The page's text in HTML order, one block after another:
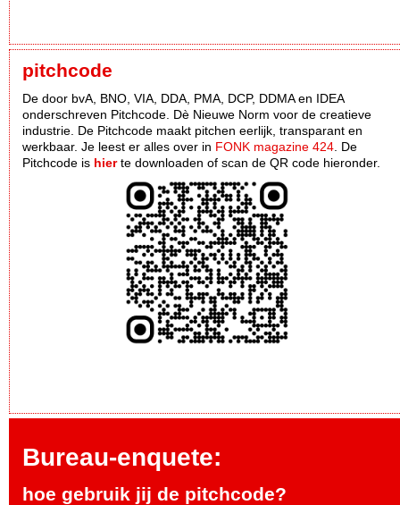
pitchcode
De door bvA, BNO, VIA, DDA, PMA, DCP, DDMA en IDEA
onderschreven Pitchcode. Dè Nieuwe Norm voor de creatieve
industrie. De Pitchcode maakt pitchen eerlijk, transparant en
werkbaar. Je leest er alles over in FONK magazine 424 . De
Pitchcode is hierte downloaden of scan de QR code hieronder.
Bureau-enquete:
hoe gebruik jij de pitchcode?